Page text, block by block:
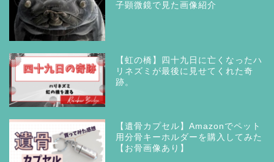
子顕微鏡で見た画像紹介
【虹の橋】四十九日に亡くなったハ
リネズミが最後に見せてくれた奇
跡。
【遺骨カプセル】Amazonでペット
用分骨キーホルダーを購入してみた
【お骨画像あり】